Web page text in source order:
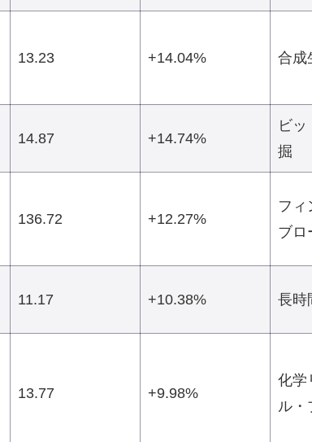
13.23 +14.04% 合成
14.87 +14.74%
ビ
掘
136.72 +12.27%
フィ
ブロ
11.17 +10.38% 長時
13.77 +9.98%
化学
ル・